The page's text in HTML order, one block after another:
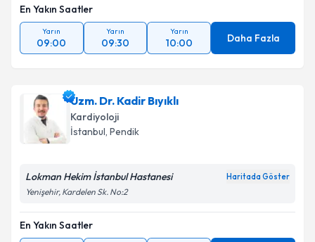
En Yakın Saatler
Yarın
09:00
Yarın
09:30
Yarın
10:00 Daha Fazla
Uzm. Dr. Kadir Bıyıklı
Kardiyoloji
İstanbul, Pendik
Lokman Hekim İstanbul Hastanesi Haritada Göster
Yenişehir, Kardelen Sk. No:2
En Yakın Saatler